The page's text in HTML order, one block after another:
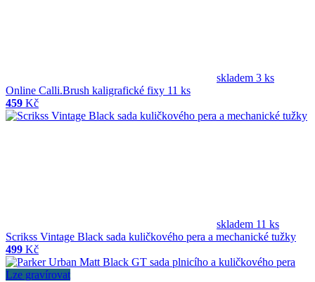
skladem 3 ks
Online Calli.Brush kaligrafické fixy 11 ks
459 Kč
skladem 11 ks
Scrikss Vintage Black sada kuličkového pera a mechanické tužky
499 Kč
Lze gravírovat